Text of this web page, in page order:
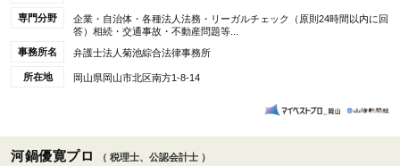
専門分野
企業・自治体・各種法人法務・リーガルチェック（原則24時間以内に回
答）相続・交通事故・不動産問題等...
事務所名
弁護士法人菊池綜合法律事務所
所在地 岡山県岡山市北区南方1-8-14
河鍋優寛プロ
（ 税理士、公認会計士 ）